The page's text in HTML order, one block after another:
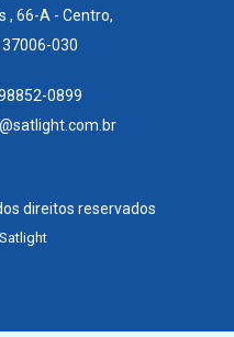
, 66-A - Centro,
37006-030
0899
direitos reservados
Satlight